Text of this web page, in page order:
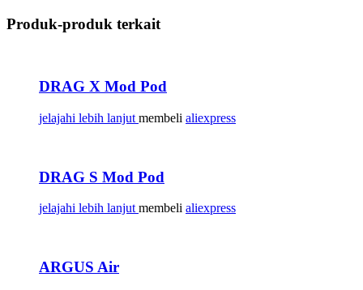
Produk-produk terkait
DRAG X Mod Pod
jelajahi lebih lanjut membeli aliexpress
DRAG S Mod Pod
jelajahi lebih lanjut membeli aliexpress
ARGUS Air